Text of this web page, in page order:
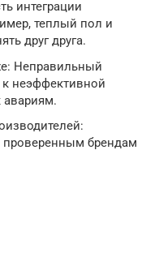
интеграции
теплый пол и
друг друга.
Неправильный
неэффективной
авариям.
проверенным брендам